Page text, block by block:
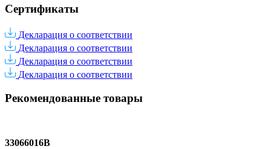
Сертификаты
Декларация о соответствии
Декларация о соответствии
Декларация о соответствии
Декларация о соответствии
Рекомендованные товары
33066016В